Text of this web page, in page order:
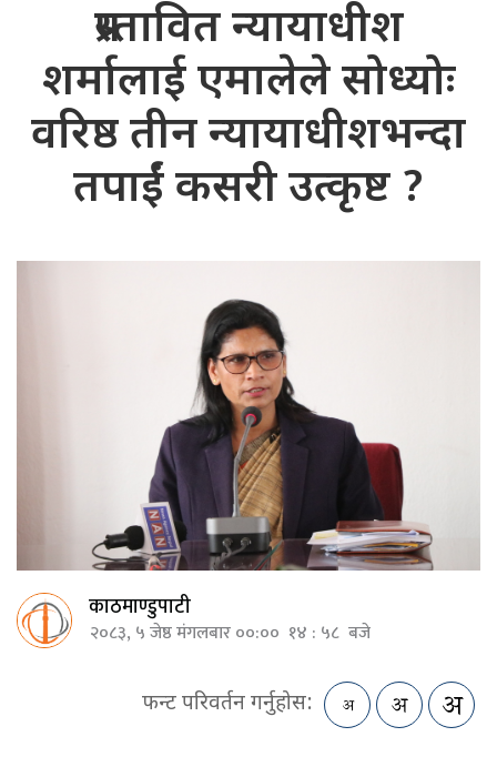
प्रस्तावित न्यायाधीश
शर्मालाई एमालेले सोध्योः
वरिष्ठ तीन न्यायाधीशभन्दा
तपाईं कसरी उत्कृष्ट ?
काठमाण्डुपाटी
२०८३, ५ जेष्ठ मंगलबार ००:०० १४ : ५८ बजे
फन्ट परिवर्तन गर्नुहोस: